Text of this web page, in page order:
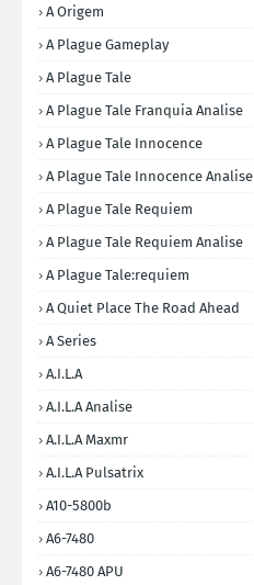
A Origem
A Plague Gameplay
A Plague Tale
A Plague Tale Franquia Analise
A Plague Tale Innocence
A Plague Tale Innocence Analise
A Plague Tale Requiem
A Plague Tale Requiem Analise
A Plague Tale:requiem
A Quiet Place The Road Ahead
A Series
A.I.L.A
A.I.L.A Analise
A.I.L.A Maxmr
A.I.L.A Pulsatrix
A10-5800b
A6-7480
A6-7480 APU